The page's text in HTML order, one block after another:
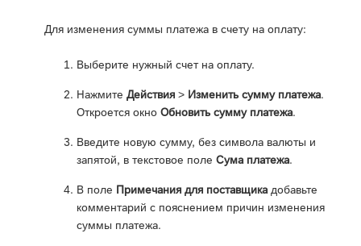
Для изменения суммы платежа в счету на оплату:
Выберите нужный счет на оплату.
Нажмите Действия > Изменить сумму платежа.
Откроется окно Обновить сумму платежа.
Введите новую сумму, без символа валюты и
запятой, в текстовое поле Сума платежа.
В поле Примечания для поставщика добавьте
комментарий с пояснением причин изменения
суммы платежа.